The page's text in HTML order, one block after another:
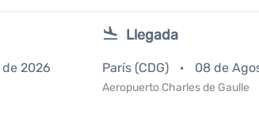
2026
Llegada
París (CDG) 08 de
Aeropuerto Charles de Gaulle